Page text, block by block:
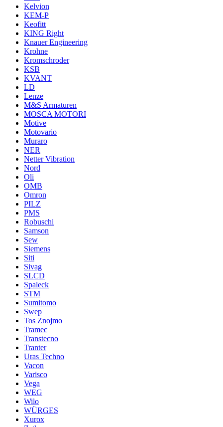
Kelvion
KEM-P
Keofitt
KING Right
Knauer Engineering
Krohne
Kromschroder
KSB
KVANT
LD
Lenze
M&S Armaturen
MOSCA MOTORI
Motive
Motovario
Muraro
NER
Netter Vibration
Nord
Oli
OMB
Omron
PILZ
PMS
Robuschi
Samson
Sew
Siemens
Siti
Sivag
SLCD
Spaleck
STM
Sumitomo
Swep
Tos Znojmo
Tramec
Transtecno
Tranter
Uras Techno
Vacon
Varisco
Vega
WEG
Wilo
WÜRGES
Xurox